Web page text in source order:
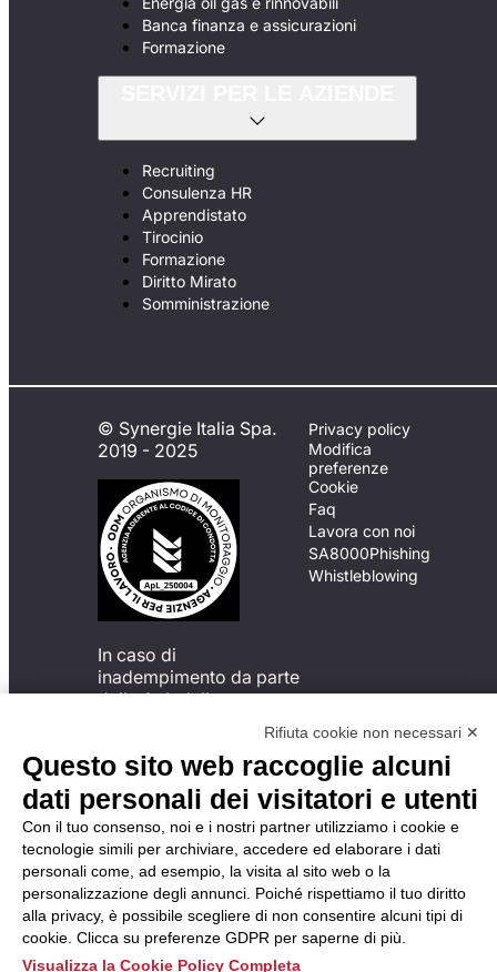
Banca finanza e assicurazioni
Formazione
Recruiting
Consulenza HR
Apprendistato
Tirocinio
Formazione
Diritto Mirato
Somministrazione
© Synergie Italia Spa.
2019 - 2025
In caso di
inadempimento da parte
della ApL delle
del Codice di Condotta, è
possibile presentare un
reclamo
all’Organismo di
Monitoraggio utilizzando
una delle modalità
descritte al seguente
indirizzo web
https://odm-
agenzielavoro.it/reclami/.
Privacy policy
Modifica
preferenze
Cookie
Faq
Lavora con noi
SA8000Phishing
Whistleblowing
Rifiuta cookie non necessari ✕
Questo sito web raccoglie alcuni
dati personali dei visitatori e utenti
Con il tuo consenso, noi e i nostri partner utilizziamo i cookie e
tecnologie simili per archiviare, accedere ed elaborare i dati
personali come, ad esempio, la visita al sito web o la
personalizzazione degli annunci. Poiché rispettiamo il tuo diritto
alla privacy, è possibile scegliere di non consentire alcuni tipi di
cookie. Clicca su preferenze GDPR per saperne di più.
Visualizza la Cookie Policy Completa